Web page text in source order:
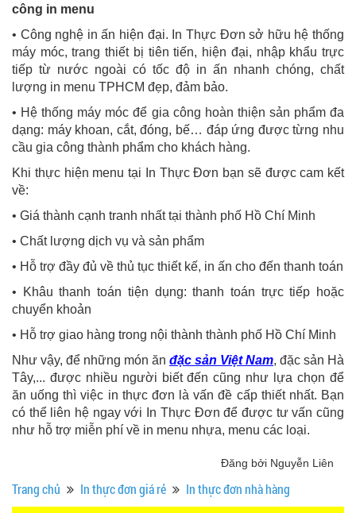
công in menu
• Công nghệ in ấn hiện đại. In Thực Đơn sở hữu hệ thống
máy móc, trang thiết bị tiên tiến, hiện đại, nhập khẩu trực
tiếp từ nước ngoài có tốc độ in ấn nhanh chóng, chất
lượng in menu TPHCM đẹp, đảm bảo.
• Hệ thống máy móc để gia công hoàn thiện sản phẩm đa
dạng: máy khoan, cắt, đóng, bế… đáp ứng được từng nhu
cầu gia công thành phẩm cho khách hàng.
Khi thực hiện menu tại In Thực Đơn bạn sẽ được cam kết
về:
• Giá thành cạnh tranh nhất tại thành phố Hồ Chí Minh
• Chất lượng dịch vụ và sản phẩm
• Hỗ trợ đầy đủ về thủ tục thiết kế, in ấn cho đến thanh toán
• Khâu thanh toán tiện dụng: thanh toán trực tiếp hoặc
chuyển khoản
• Hỗ trợ giao hàng trong nội thành thành phố Hồ Chí Minh
Như vậy, để những món ăn đặc sản Việt Nam, đặc sản Hà
Tây,... được nhiều người biết đến cũng như lựa chọn để
ăn uống thì việc in thực đơn là vấn đề cấp thiết nhất. Bạn
có thể liên hệ ngay với In Thực Đơn để được tư vấn cũng
như hỗ trợ miễn phí về in menu nhựa, menu các loại.
Đăng bởi Nguyễn Liên
Trang chủ In thực đơn giá rẻ In thực đơn nhà hàng